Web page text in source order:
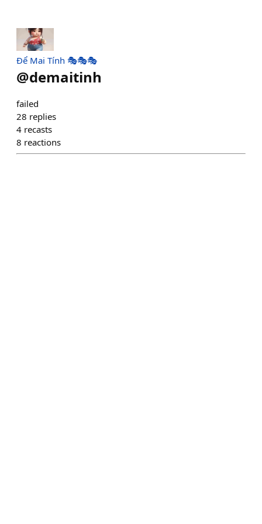
Để Mai Tính 🎭🎭🎭
@demaitinh
failed
28 replies
4 recasts
8 reactions